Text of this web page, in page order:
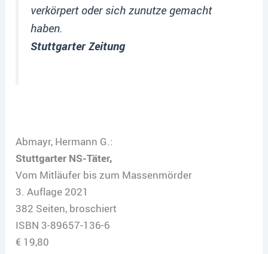
verkörpert oder sich zunutze gemacht
haben.
Stuttgarter Zeitung
Abmayr, Hermann G.:
Stuttgarter NS-Täter,
Vom Mitläufer bis zum Massenmörder
3. Auflage 2021
382 Seiten, broschiert
ISBN 3-89657-136-6
€ 19,80